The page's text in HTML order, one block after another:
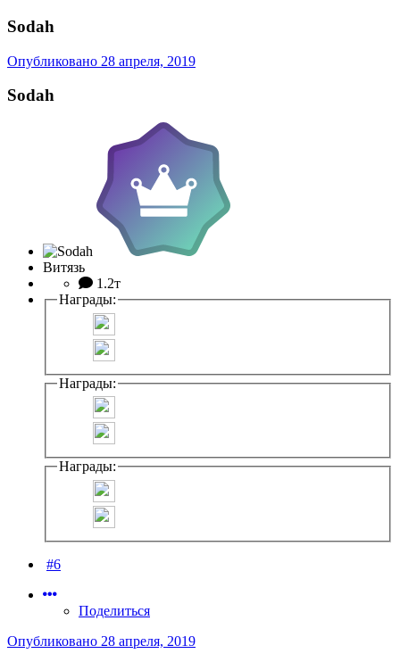
Sodah
Опубликовано 28 апреля, 2019
Sodah
Витязь
1.2т
Награды:
Награды:
Награды:
#6
Поделиться
Опубликовано 28 апреля, 2019